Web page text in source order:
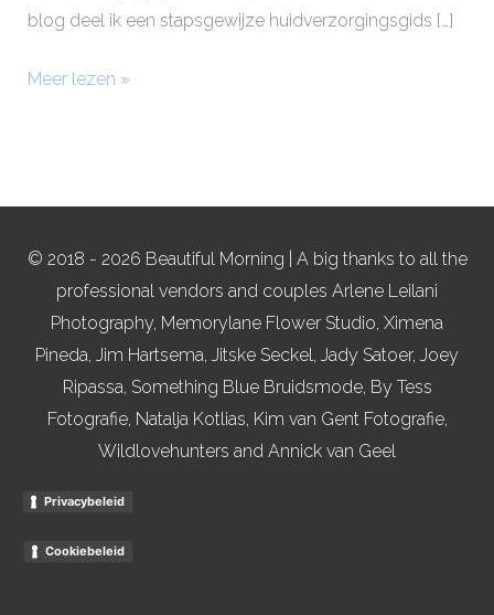
blog deel ik een stapsgewijze huidverzorgingsgids […]
Meer lezen »
© 2018 - 2026 Beautiful Morning | A big thanks to all the
professional vendors and couples Arlene Leilani
Photography, Memorylane Flower Studio, Ximena
Pineda, Jim Hartsema, Jitske Seckel, Jady Satoer, Joey
Ripassa, Something Blue Bruidsmode, By Tess
Fotografie, Natalja Kotlias, Kim van Gent Fotografie,
Wildlovehunters and Annick van Geel
Privacybeleid
Cookiebeleid